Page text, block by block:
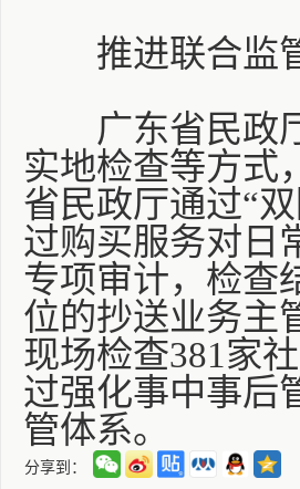
推进联合监管
广东省民政厅
实地检查等方式
省民政厅通过“
过购买服务对日
专项审计，检查
位的抄送业务主
现场检查381家
过强化事中事后
管体系。
分享到：